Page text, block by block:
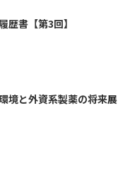
歴書【第3回】
境と外資系製薬の将来展